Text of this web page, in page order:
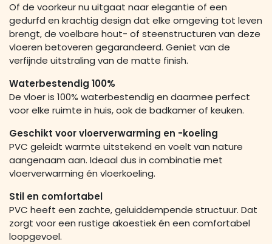
Of de voorkeur nu uitgaat naar elegantie of een
gedurfd en krachtig design dat elke omgeving tot leven
brengt, de voelbare hout- of steenstructuren van deze
vloeren betoveren gegarandeerd. Geniet van de
verfijnde uitstraling van de matte finish.
Waterbestendig 100%
De vloer is 100% waterbestendig en daarmee perfect
voor elke ruimte in huis, ook de badkamer of keuken.
Geschikt voor vloerverwarming en -koeling
PVC geleidt warmte uitstekend en voelt van nature
aangenaam aan. Ideaal dus in combinatie met
vloerverwarming én vloerkoeling.
Stil en comfortabel
PVC heeft een zachte, geluiddempende structuur. Dat
zorgt voor een rustige akoestiek én een comfortabel
loopgevoel.